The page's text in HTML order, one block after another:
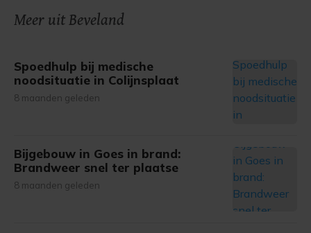
gemaakte keuze altijd wijzigen of intrekken.
Meer uit Beveland
Spoedhulp bij medische
noodsituatie in Colijnsplaat
8 maanden geleden
Bijgebouw in Goes in brand:
Brandweer snel ter plaatse
8 maanden geleden